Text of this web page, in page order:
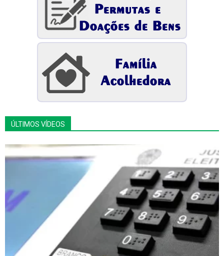
ÚLTIMOS VÍDEOS